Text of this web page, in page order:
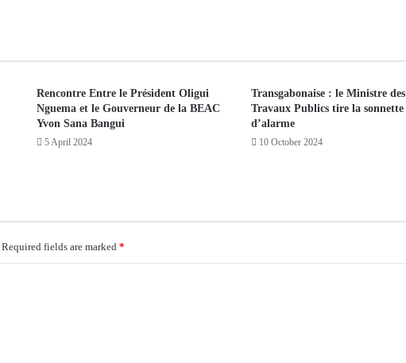
Rencontre Entre le Président Oligui
Nguema et le Gouverneur de la BEAC
Yvon Sana Bangui
5 April 2024
Transgabonaise : le Ministre des
Travaux Publics tire la sonnette
d’alarme
10 October 2024
Required fields are marked *